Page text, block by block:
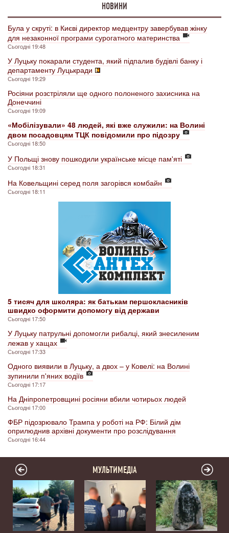
НОВИНИ
Була у скруті: в Києві директор медцентру завербував жінку
для незаконної програми сурогатного материнства
Сьогодні 19:48
У Луцьку покарали студента, який підпалив будівлі банку і
департаменту Луцькради
Сьогодні 19:29
Росіяни розстріляли ще одного полоненого захисника на
Донеччині
Сьогодні 19:09
«Мобілізували» 48 людей, які вже служили: на Волині
двом посадовцям ТЦК повідомили про підозру
Сьогодні 18:50
У Польщі знову пошкодили українське місце пам'яті
Сьогодні 18:31
На Ковельщині серед поля загорівся комбайн
Сьогодні 18:11
5 тисяч для школяра: як батькам першокласників
швидко оформити допомогу від держави
Сьогодні 17:50
У Луцьку патрульні допомогли рибалці, який знесиленим
лежав у хащах
Сьогодні 17:33
Одного виявили в Луцьку, а двох – у Ковелі: на Волині
зупинили п'яних водіїв
Сьогодні 17:17
На Дніпропетровщині росіяни вбили чотирьох людей
Сьогодні 17:00
ФБР підозрювало Трампа у роботі на РФ: Білий дім
оприлюднив архівні документи про розслідування
Сьогодні 16:44
МУЛЬТИМЕДІА